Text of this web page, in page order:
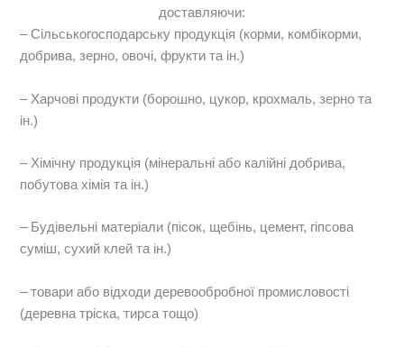
доставляючи:
– Сільськогосподарську продукція (корми, комбікорми,
добрива, зерно, овочі, фрукти та ін.)
– Харчові продукти (борошно, цукор, крохмаль, зерно та
ін.)
– Хімічну продукція (мінеральні або калійні добрива,
побутова хімія та ін.)
– Будівельні матеріали (пісок, щебінь, цемент, гіпсова
суміш, сухий клей та ін.)
– товари або відходи деревообробної промисловості
(деревна тріска, тирса тощо)